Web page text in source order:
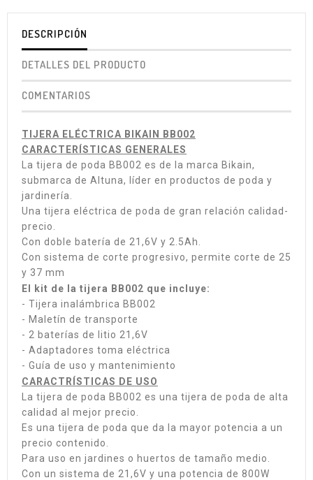
DESCRIPCIÓN
DETALLES DEL PRODUCTO
COMENTARIOS
TIJERA ELÉCTRICA BIKAIN BB002
CARACTERÍSTICAS GENERALES
La tijera de poda BB002 es de la marca Bikain,
submarca de Altuna, líder en productos de poda y
jardinería.
Una tijera eléctrica de poda de gran relación calidad-
precio.
Con doble batería de 21,6V y 2.5Ah.
Con sistema de corte progresivo, permite corte de 25
y 37 mm
El kit de la tijera BB002 que incluye:
- Tijera inalámbrica BB002
- Maletín de transporte
- 2 baterías de litio 21,6V
- Adaptadores toma eléctrica
- Guía de uso y mantenimiento
CARACTRÍSTICAS DE USO
La tijera de poda BB002 es una tijera de poda de alta
calidad al mejor precio.
Es una tijera de poda que da la mayor potencia a un
precio contenido.
Para uso en jardines o huertos de tamaño medio.
Con un sistema de 21,6V y una potencia de 800W